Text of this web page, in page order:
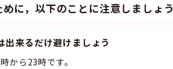
に，以下のことに注意しましょう
来るだけ避けましょう
から23時です。